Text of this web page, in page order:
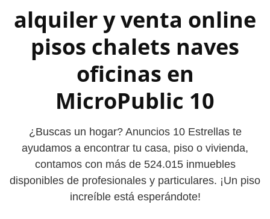
alquiler y venta online
pisos chalets naves
oficinas en
MicroPublic 10
¿Buscas un hogar? Anuncios 10 Estrellas te
ayudamos a encontrar tu casa, piso o vivienda,
contamos con más de 524.015 inmuebles
disponibles de profesionales y particulares. ¡Un piso
increíble está esperándote!